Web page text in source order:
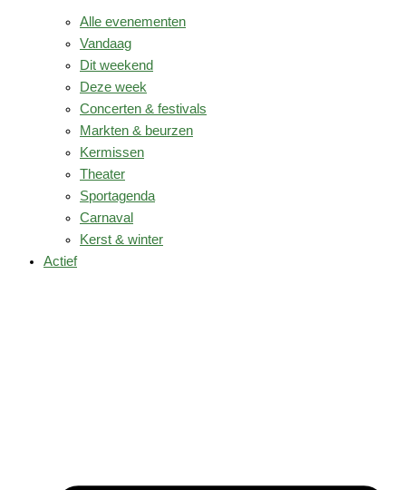
Alle evenementen
Vandaag
Dit weekend
Deze week
Concerten & festivals
Markten & beurzen
Kermissen
Theater
Sportagenda
Carnaval
Kerst & winter
Actief